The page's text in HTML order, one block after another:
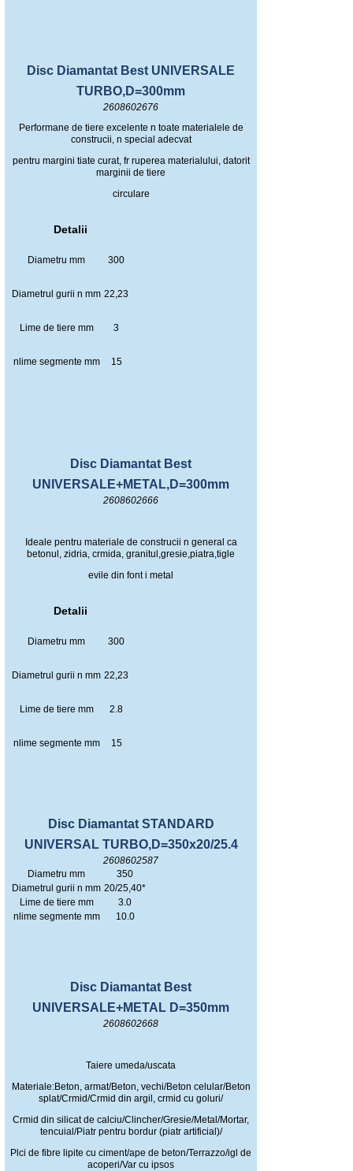
Disc Diamantat Best UNIVERSALE
TURBO,D=300mm
2608602676
Performane de tiere excelente n toate materialele de
construcii, n special adecvat
pentru margini tiate curat, fr ruperea materialului, datorit
marginii de tiere
circulare
Detalii
Diametru mm 300
Diametrul gurii n mm 22,23
Lime de tiere mm 3
nlime segmente mm 15
Disc Diamantat Best
UNIVERSALE+METAL,D=300mm
2608602666
Ideale pentru materiale de construcii n general ca
betonul, zidria, crmida, granitul,gresie,piatra,tigle
evile din font i metal
Detalii
Diametru mm 300
Diametrul gurii n mm 22,23
Lime de tiere mm 2.8
nlime segmente mm 15
Disc Diamantat STANDARD
UNIVERSAL TURBO,D=350x20/25.4
2608602587
Diametru mm
350
Diametrul gurii n mm 20/25,40*
Lime de tiere mm
3.0
nlime segmente mm
10.0
Disc Diamantat Best
UNIVERSALE+METAL D=350mm
2608602668
Taiere umeda/uscata
Materiale:Beton, armat/Beton, vechi/Beton celular/Beton
splat/Crmid/Crmid din argil, crmid cu goluri/
Crmid din silicat de calciu/Clincher/Gresie/Metal/Mortar,
tencuial/Piatr pentru bordur (piatr artificial)/
Plci de fibre lipite cu ciment/ape de beton/Terrazzo/igl de
acoperi/Var cu ipsos